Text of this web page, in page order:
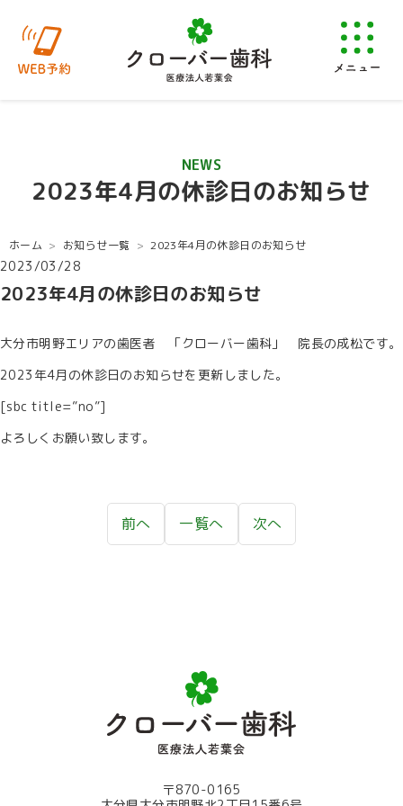
NEWS
2023年4月の休診日のお知らせ
ホーム お知らせ一覧 2023年4月の休診日のお知らせ
2023/03/28
2023年4月の休診日のお知らせ
大分市明野エリアの歯医者 「クローバー歯科」 院長の成松です。
2023年4月の休診日のお知らせを更新しました。
[sbc title=”no”]
よろしくお願い致します。
前へ 一覧へ 次へ
〒870-0165